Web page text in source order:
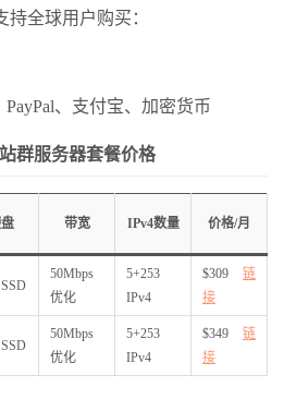
持全球用户购买：
、支付宝、加密货币
群服务器套餐价格
带宽 IPv4数量 价格/月
50Mbps
优化
5+253
IPv4
$309 链
接
50Mbps
优化
5+253
IPv4
$349 链
接